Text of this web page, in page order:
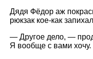
Дядя Фёдор аж
рюкзак кое-как
— Другое дело, —
Я вообще с вами хочу.